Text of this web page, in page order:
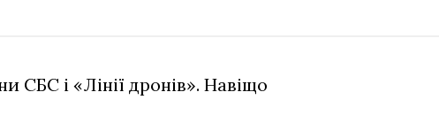
СБС і «Лінії дронів». Навіщо